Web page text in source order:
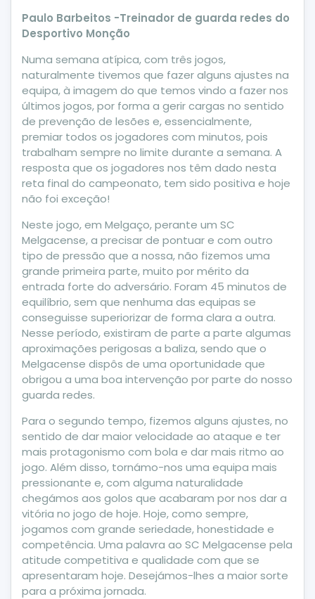
Paulo Barbeitos -Treinador de guarda redes do
Desportivo Monção
Numa semana atípica, com três jogos,
naturalmente tivemos que fazer alguns ajustes na
equipa, à imagem do que temos vindo a fazer nos
últimos jogos, por forma a gerir cargas no sentido
de prevenção de lesões e, essencialmente,
premiar todos os jogadores com minutos, pois
trabalham sempre no limite durante a semana. A
resposta que os jogadores nos têm dado nesta
reta final do campeonato, tem sido positiva e hoje
não foi exceção!
Neste jogo, em Melgaço, perante um SC
Melgacense, a precisar de pontuar e com outro
tipo de pressão que a nossa, não fizemos uma
grande primeira parte, muito por mérito da
entrada forte do adversário. Foram 45 minutos de
equilíbrio, sem que nenhuma das equipas se
conseguisse superiorizar de forma clara a outra.
Nesse período, existiram de parte a parte algumas
aproximações perigosas a baliza, sendo que o
Melgacense dispôs de uma oportunidade que
obrigou a uma boa intervenção por parte do nosso
guarda redes.
Para o segundo tempo, fizemos alguns ajustes, no
sentido de dar maior velocidade ao ataque e ter
mais protagonismo com bola e dar mais ritmo ao
jogo. Além disso, tornámo-nos uma equipa mais
pressionante e, com alguma naturalidade
chegámos aos golos que acabaram por nos dar a
vitória no jogo de hoje. Hoje, como sempre,
jogamos com grande seriedade, honestidade e
competência. Uma palavra ao SC Melgacense pela
atitude competitiva e qualidade com que se
apresentaram hoje. Desejámos-lhes a maior sorte
para a próxima jornada.